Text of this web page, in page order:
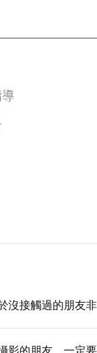
接觸過的朋友